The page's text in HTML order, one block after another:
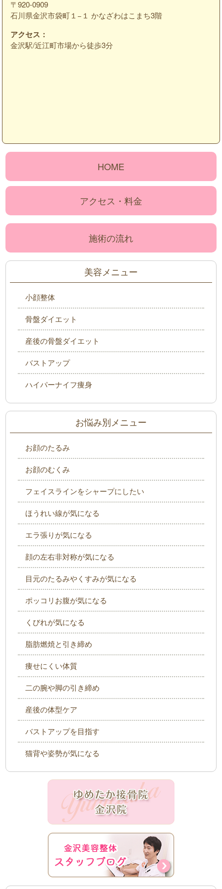
〒920-0909
石川県金沢市袋町１−１ かなざわはこまち3階
アクセス：
金沢駅/近江町市場から徒歩3分
HOME
アクセス・料金
施術の流れ
美容メニュー
小顔整体
骨盤ダイエット
産後の骨盤ダイエット
バストアップ
ハイパーナイフ痩身
お悩み別メニュー
お顔のたるみ
お顔のむくみ
フェイスラインをシャープにしたい
ほうれい線が気になる
エラ張りが気になる
顔の左右非対称が気になる
目元のたるみやくすみが気になる
ポッコリお腹が気になる
くびれが気になる
脂肪燃焼と引き締め
痩せにくい体質
二の腕や脚の引き締め
産後の体型ケア
バストアップを目指す
猫背や姿勢が気になる